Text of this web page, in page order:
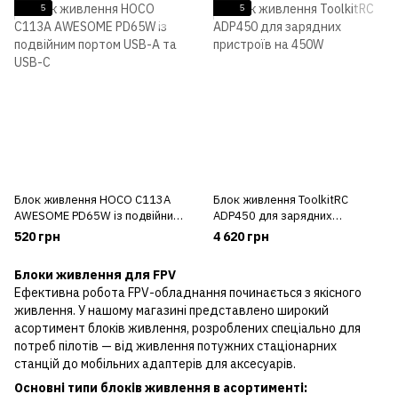
5
Блок живлення HOCO C113A
AWESOME PD65W із подвійним
портом USB-A та USB-C
520 грн
5
Блок живлення ToolkitRC
ADP450 для зарядних
пристроїв на 450W
4 620 грн
Блоки живлення для FPV
Ефективна робота FPV-обладнання починається з якісного
живлення. У нашому магазині представлено широкий
асортимент блоків живлення, розроблених спеціально для
потреб пілотів — від живлення потужних стаціонарних
станцій до мобільних адаптерів для аксесуарів.
Основні типи блоків живлення в асортименті: